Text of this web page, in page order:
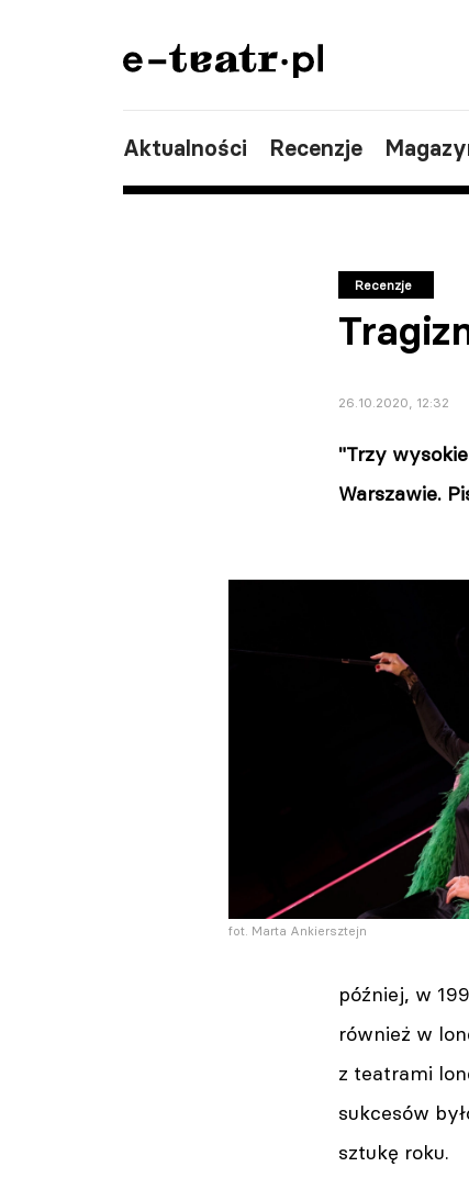
Aktualności Recenzje
Recenzje
26.10.2020, 12:32
"Trzy
Warszawie.
fot. Marta Ankiersztejn
później, w
również w
z teatrami
sukcesów
sztukę roku.